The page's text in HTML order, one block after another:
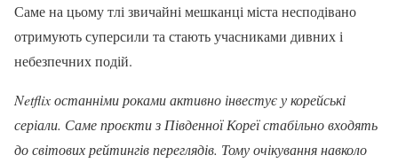
Саме на цьому тлі звичайні мешканці міста несподівано
отримують суперсили та стають учасниками дивних і
небезпечних подій.
Netflix останніми роками активно інвестує у корейські
серіали. Саме проєкти з Південної Кореї стабільно входять
до світових рейтингів переглядів. Тому очікування навколо